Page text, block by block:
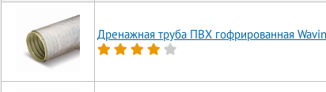
Дренажная труба ПВХ гофрированная